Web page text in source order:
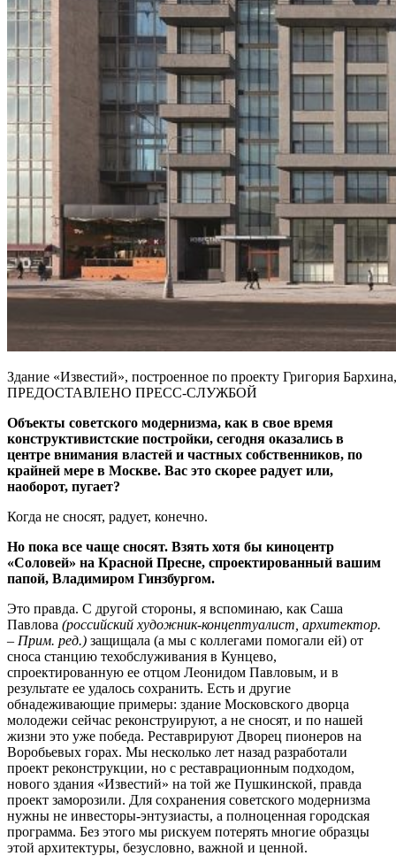
Здание «Известий», построенное по проекту Григория
ПРЕДОСТАВЛЕНО ПРЕСС-СЛУЖБОЙ
Объекты советского модернизма, как в свое время
конструктивистские постройки, сегодня оказались в
центре внимания властей и частных собственников, по
крайней мере в Москве. Вас это скорее радует или,
наоборот, пугает?
Когда не сносят, радует, конечно.
Но пока все чаще сносят. Взять хотя бы киноцентр
«Соловей» на Красной Пресне, спроектированный вашим
папой, Владимиром Гинзбургом.
Это правда. С другой стороны, я вспоминаю, как Саша
Павлова (российский художник-концептуалист, архитектор.
– Прим. ред.) защищала (а мы с коллегами помогали ей) от
сноса cтанцию техобслуживания в Кунцево,
спроектированную ее отцом Леонидом Павловым, и в
результате ее удалось сохранить. Есть и другие
обнадеживающие примеры: здание Московского дворца
молодежи сейчас реконструируют, а не сносят, и по нашей
жизни это уже победа. Реставрируют Дворец пионеров на
Воробьевых горах. Мы несколько лет назад разработали
проект реконструкции, но с реставрационным подходом,
нового здания «Известий» на той же Пушкинской, правда
проект заморозили. Для сохранения советского модернизма
нужны не инвесторы-энтузиасты, а полноценная городская
программа. Без этого мы рискуем потерять многие образцы
этой архитектуры, безусловно, важной и ценной.